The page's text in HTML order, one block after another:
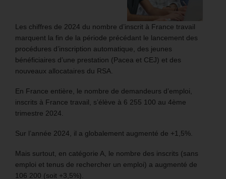
Les chiffres de 2024 du nombre d’inscrit à France travail
marquent la fin de la période précédant le lancement des
procédures d’inscription automatique, des jeunes
bénéficiaires d’une prestation (Pacea et CEJ) et des
nouveaux allocataires du RSA.
En France entière, le nombre de demandeurs d’emploi,
inscrits à France travail, s’élève à 6 255 100 au 4ème
trimestre 2024.
Sur l’année 2024, il a globalement augmenté de +1,5%.
Mais surtout, en catégorie A, le nombre des inscrits (sans
emploi et tenus de rechercher un emploi) a augmenté de
106 200 (soit +3,5%).